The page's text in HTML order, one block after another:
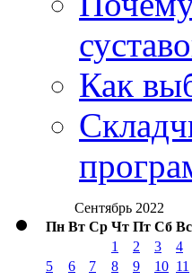
Как
Сентябрь 2022
Пн Вт Ср Чт Пт Сб Вс
1 2 3
4
5
6 7 8 9 10 11